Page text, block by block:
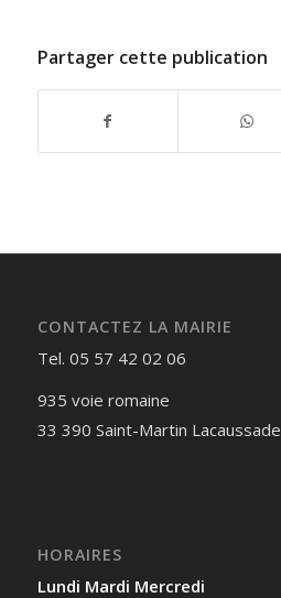
Partager cette publication
CONTACTEZ LA MAIRIE
Tel. 05 57 42 02 06
935 voie romaine
33 390 Saint-Martin Lacaussade
HORAIRES
Lundi Mardi Mercredi